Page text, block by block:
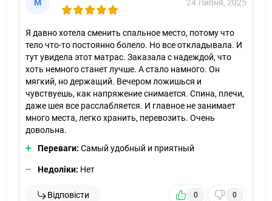
М
24 Липня, 2025
Я давно хотела сменить спальное место, потому что
тело что-то постоянно болело. Но все откладывала. И
тут увидела этот матрас. Заказала с надеждой, что
хоть немного станет лучше. А стало намного. Он
мягкий, но держащий. Вечером ложишься и
чувствуешь, как напряжение снимается. Спина, плечи,
даже шея все расслабляется. И главное не занимает
много места, легко хранить, перевозить. Очень
довольна.
Переваги: Самый удобный и приятный
Недоліки: Нет
Відповісти 0 0